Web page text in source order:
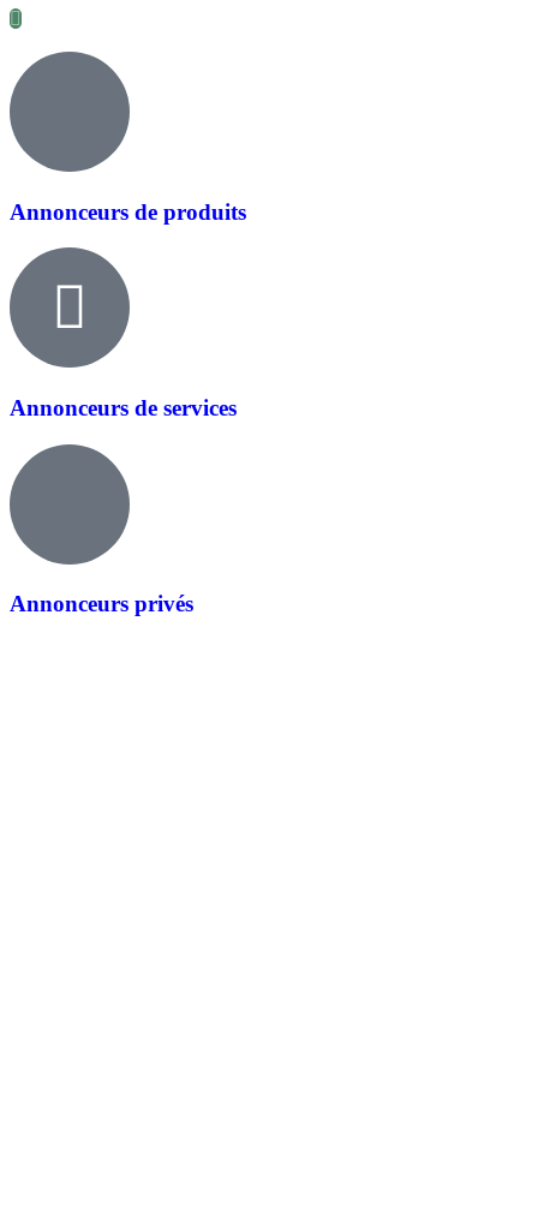
Annonceurs de produits
Annonceurs de services
Annonceurs privés